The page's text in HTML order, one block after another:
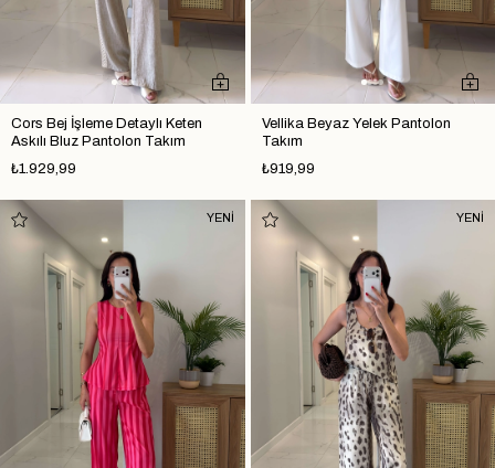
Cors Bej İşleme Detaylı Keten
Askılı Bluz Pantolon Takım
₺1.929,99
Vellika Beyaz Yelek Pantolon
Takım
₺919,99
YENİ YENİ